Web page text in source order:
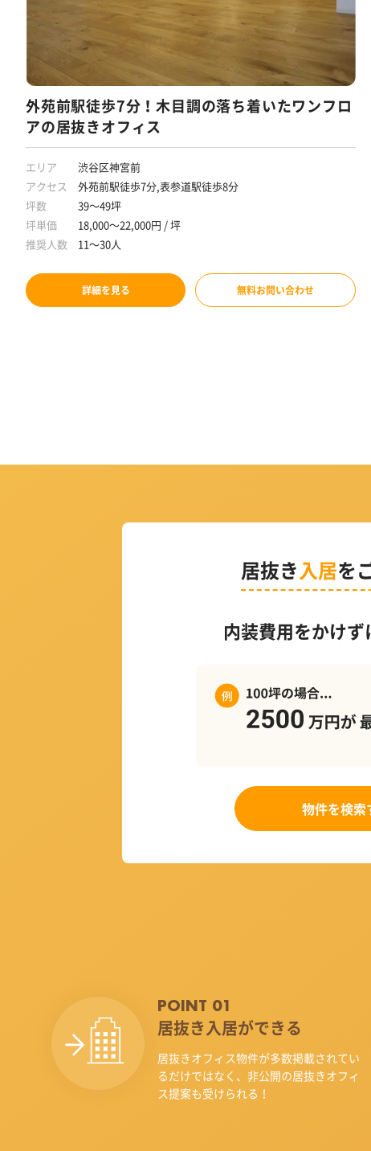
外苑前駅徒歩7分！木目調の落ち着いたワンフロ
アの居抜きオフィス
エリア
渋谷区神宮前
アクセス
外苑前駅徒歩7分,表参道駅徒歩8分
坪数
39～49坪
坪単価
18,000～22,000円 / 坪
推奨人数
11～30人
詳細を見る 無料お問い合わせ
居抜き入居を
内装費用をかけず
物件を検索
POINT 01
居抜き入居ができる
居抜きオフィス物件が多数掲載されてい
るだけではなく、非公開の居抜きオフィ
ス提案も受けられる！